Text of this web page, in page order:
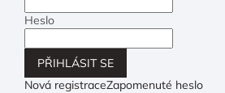
Heslo
PŘIHLÁSIT SE
Nová registraceZapomenuté heslo